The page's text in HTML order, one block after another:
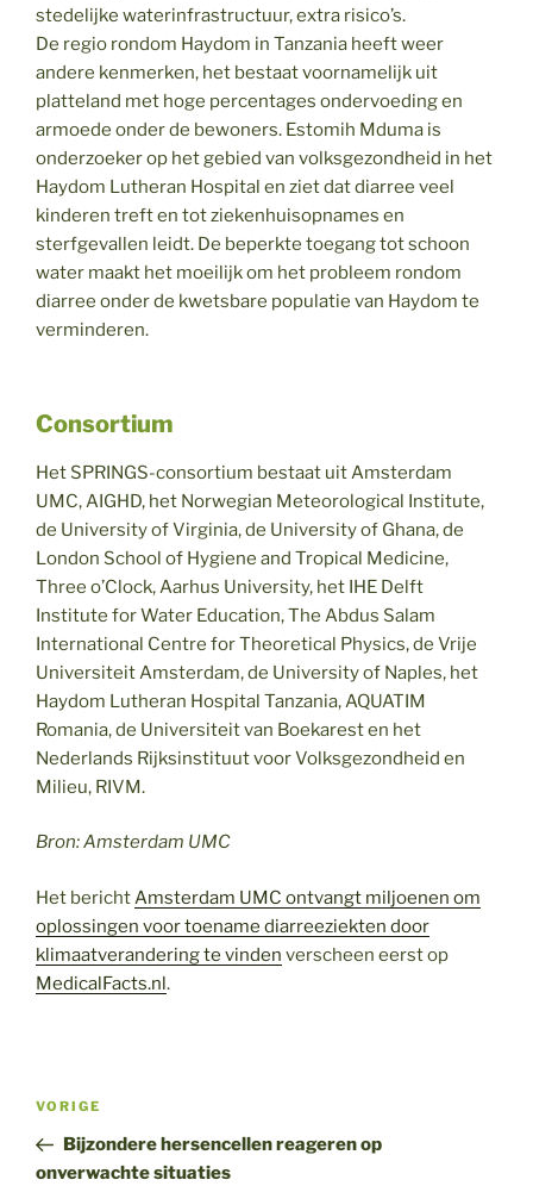
stedelijke waterinfrastructuur, extra risico’s.
De regio rondom Haydom in Tanzania heeft weer
andere kenmerken, het bestaat voornamelijk uit
platteland met hoge percentages ondervoeding en
armoede onder de bewoners. Estomih Mduma is
onderzoeker op het gebied van volksgezondheid in het
Haydom Lutheran Hospital en ziet dat diarree veel
kinderen treft en tot ziekenhuisopnames en
sterfgevallen leidt. De beperkte toegang tot schoon
water maakt het moeilijk om het probleem rondom
diarree onder de kwetsbare populatie van Haydom te
verminderen.
Consortium
Het SPRINGS-consortium bestaat uit Amsterdam
UMC, AIGHD, het Norwegian Meteorological Institute,
de University of Virginia, de University of Ghana, de
London School of Hygiene and Tropical Medicine,
Three o’Clock, Aarhus University, het IHE Delft
Institute for Water Education, The Abdus Salam
International Centre for Theoretical Physics, de Vrije
Universiteit Amsterdam, de University of Naples, het
Haydom Lutheran Hospital Tanzania, AQUATIM
Romania, de Universiteit van Boekarest en het
Nederlands Rijksinstituut voor Volksgezondheid en
Milieu, RIVM.
Bron: Amsterdam UMC
Het berichtAmsterdam UMC ontvangt miljoenen om
oplossingen voor toename diarreeziekten door
klimaatverandering te vinden verscheen eerst op
MedicalFacts.nl.
Bericht
Vorig
bericht
VORIGE
Bijzondere hersencellen reageren op
onverwachte situaties